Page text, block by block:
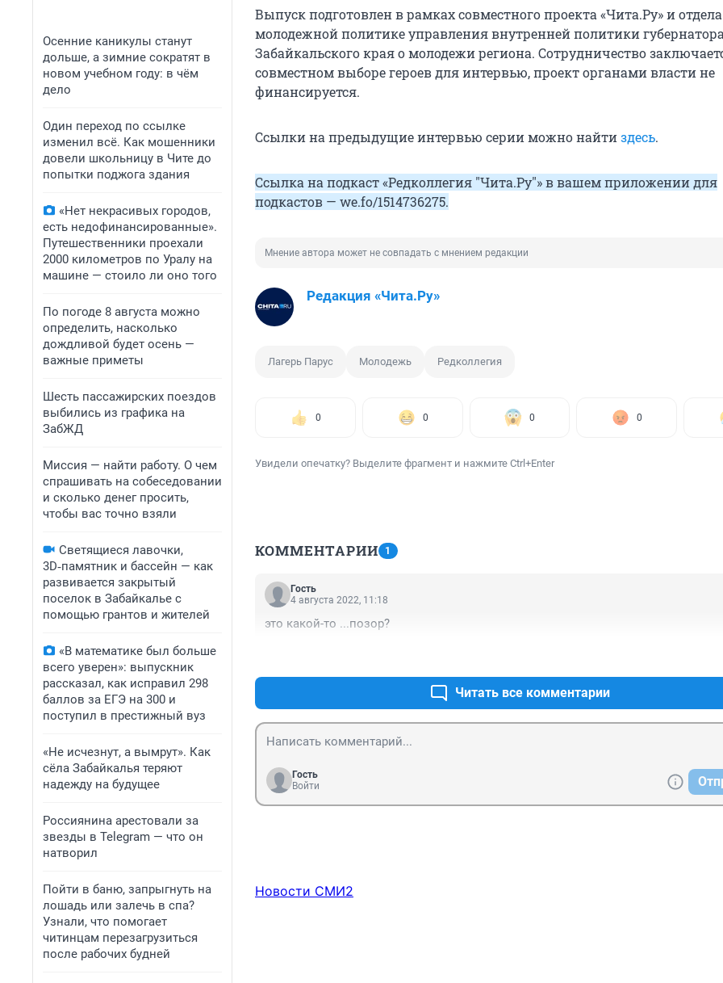
Осенние каникулы станут
дольше, а зимние сократят в
новом учебном году: в чём
дело
Один переход по ссылке
изменил всё. Как мошенники
довели школьницу в Чите до
попытки поджога здания
«Нет некрасивых городов,
есть недофинансированные».
Путешественники проехали
2000 километров по Уралу на
машине — стоило ли оно того
По погоде 8 августа можно
определить, насколько
дождливой будет осень —
важные приметы
Шесть пассажирских поездов
выбились из графика на
ЗабЖД
Миссия — найти работу. О чем
спрашивать на собеседовании
и сколько денег просить,
чтобы вас точно взяли
Светящиеся лавочки,
3D‑памятник и бассейн — как
развивается закрытый
поселок в Забайкалье с
помощью грантов и жителей
«В математике был больше
всего уверен»: выпускник
рассказал, как исправил 298
баллов за ЕГЭ на 300 и
поступил в престижный вуз
«Не исчезнут, а вымрут». Как
сёла Забайкалья теряют
надежду на будущее
Россиянина арестовали за
звезды в Telegram — что он
натворил
Пойти в баню, запрыгнуть на
лошадь или залечь в спа?
Узнали, что помогает
читинцам перезагрузиться
после рабочих будней
Выпуск подготовлен в рамках совместного проекта «Чита.Ру» и
молодежной политике управления внутренней политики
Забайкальского края о молодежи региона. Сотрудничество
совместном выборе героев для интервью, проект органами власти не
финансируется.
Ссылки на предыдущие интервью серии можно найтиздесь.
Ссылка на подкаст «Редколлегия "Чита.Ру"» в вашем приложении для
подкастов — we.fo/1514736275.
Мнение автора может не совпадать с мнением редакции
Редакция «Чита.Ру»
Лагерь Парус Молодежь Редколлегия
0 0 0 0
Увидели опечатку? Выделите фрагмент и нажмите Ctrl+Enter
КОММЕНТАРИИ 1
Гость
4 августа 2022, 11:18
это какой-то ...позор?
Читать все комментарии
Гость
Войти
Новости СМИ2